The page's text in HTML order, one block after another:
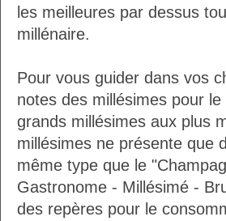
les meilleures par dessus
millénaire.
Pour vous guider dans vos
notes des millésimes pour
grands millésimes aux plus
millésimes ne présente que
même type que le
Gastronome - Millésimé -
des repères pour le